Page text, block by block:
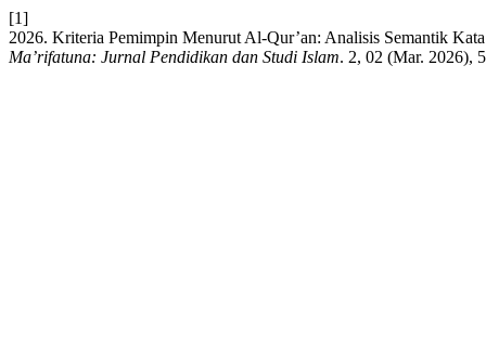
[1]
2026. Kriteria Pemimpin Menurut Al-Qur’an: Analisis Semantik
Ma’rifatuna: Jurnal Pendidikan dan Studi Islam. 2, 02 (Mar. 2026),